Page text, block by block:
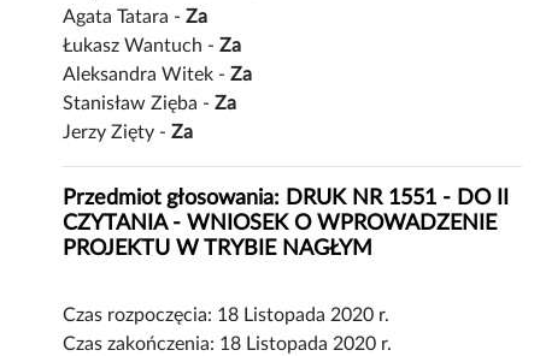
Agata Tatara -Za
Łukasz Wantuch -Za
Aleksandra Witek -Za
Stanisław Zięba -Za
Jerzy Zięty -Za
Przedmiot głosowania: DRUK NR 1551 - DO II
CZYTANIA - WNIOSEK O WPROWADZENIE
PROJEKTU W TRYBIE NAGŁYM
Czas rozpoczęcia: 18 Listopada 2020 r.
Czas zakończenia: 18 Listopada 2020 r.